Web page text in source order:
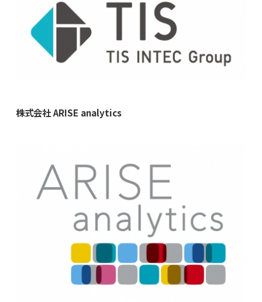
株式会社 ARISE analytics